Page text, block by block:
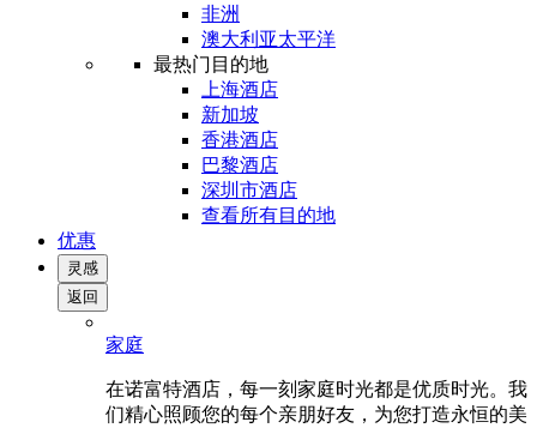
非洲
澳大利亚太平洋
最热门目的地
上海酒店
新加坡
香港酒店
巴黎酒店
深圳市酒店
查看所有目的地
优惠
灵感
返回
家庭
在诺富特酒店，每一刻家庭时光都是优质时光。我
们精心照顾您的每个亲朋好友，为您打造永恒的美